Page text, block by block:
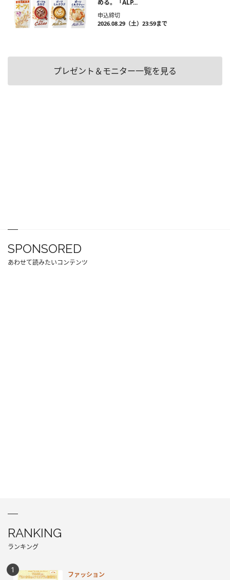
める。「ALP...
申込締切
2026.08.29（土）23:59まで
プレゼント＆モニター一覧を見る
SPONSORED
あわせて読みたいコンテンツ
RANKING
ランキング
ファッション